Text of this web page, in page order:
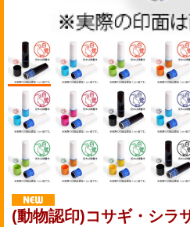
(動物認印)コサギ・シラ